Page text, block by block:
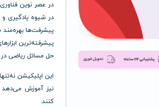
در عصر نوین
در شیوه یادگیری
پیشرفت‌ها
پیشرفته‌ترین
حل مسائل ریاضی
این اپلیکیشن
نیز آموزش می‌دهد
کنند.